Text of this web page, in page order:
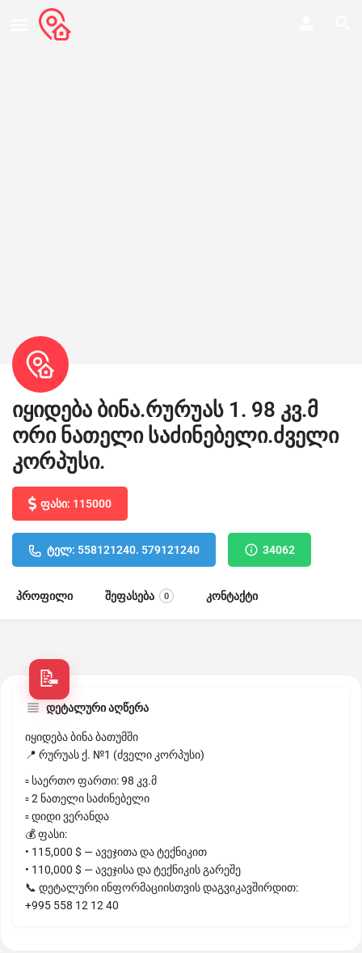
იყიდება ბინა.რურუას 1. 98 კვ.მ
ორი ნათელი საძინებელი.ძველი
კორპუსი.
ფასი: 115000
ტელ: 558121240. 579121240 34062
პროფილი შეფასება 0 კონტაქტი
დეტალური აღწერა
იყიდება ბინა ბათუმში
📍 რურუას ქ. №1 (ძველი კორპუსი)
▫️ საერთო ფართი: 98 კვ.მ
▫️ 2 ნათელი საძინებელი
▫️ დიდი ვერანდა
💰 ფასი:
• 115,000 $ — ავეჯითა და ტექნიკით
• 110,000 $ — ავეჯისა და ტექნიკის გარეშე
📞 დეტალური ინფორმაციისთვის დაგვიკავშირდით:
+995 558 12 12 40